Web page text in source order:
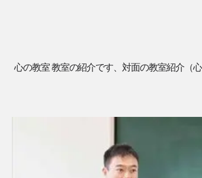
心の教室 教室の紹介です、対面の教室紹介（